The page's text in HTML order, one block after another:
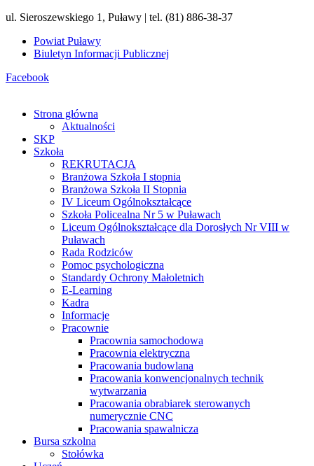
ul. Sieroszewskiego 1, Puławy | tel. (81) 886-38-37
Powiat Puławy
Biuletyn Informacji Publicznej
Facebook
Strona główna
Aktualności
SKP
Szkoła
REKRUTACJA
Branżowa Szkoła I stopnia
Branżowa Szkoła II Stopnia
IV Liceum Ogólnokształcące
Szkoła Policealna Nr 5 w Puławach
Liceum Ogólnokształcące dla Dorosłych Nr VIII w
Puławach
Rada Rodziców
Pomoc psychologiczna
Standardy Ochrony Małoletnich
E-Learning
Kadra
Informacje
Pracownie
Pracownia samochodowa
Pracownia elektryczna
Pracowania budowlana
Pracowania konwencjonalnych technik
wytwarzania
Pracowania obrabiarek sterowanych
numerycznie CNC
Pracowania spawalnicza
Bursa szkolna
Stołówka